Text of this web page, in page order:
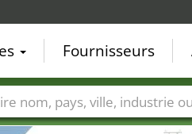
Fournisseurs
Villes Secteurs de foire